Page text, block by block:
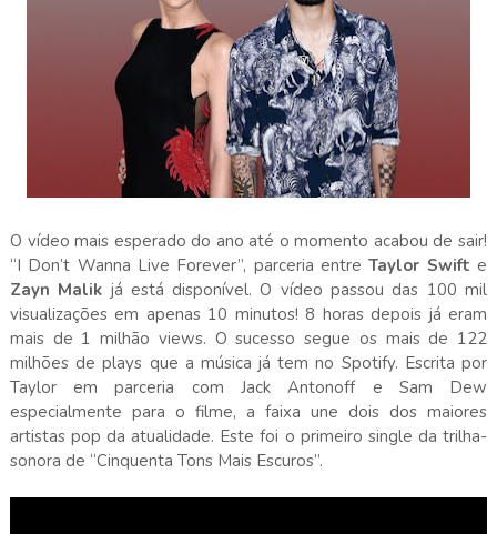
O vídeo mais esperado do ano até o momento acabou de sair!
“I Don’t Wanna Live Forever”, parceria entreTaylor Swift e
Zayn Malik já está disponível. O vídeo passou das 100 mil
visualizações em apenas 10 minutos! 8 horas depois já eram
mais de 1 milhão views. O sucesso segue os mais de 122
milhões de plays que a música já tem no Spotify. Escrita por
Taylor em parceria com Jack Antonoff e Sam Dew
especialmente para o filme, a faixa une dois dos maiores
artistas pop da atualidade. Este foi o primeiro single da trilha-
sonora de “Cinquenta Tons Mais Escuros”.